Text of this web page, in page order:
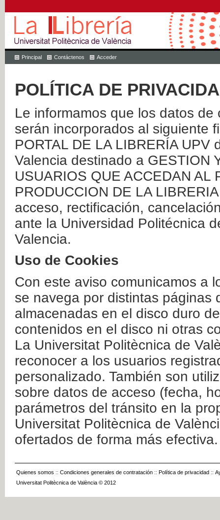
Principal Contáctenos Acceder
POLÍTICA DE
Le informamos que los datos
serán incorporados al siguiente
PORTAL DE LA LIBRERÍA
Valencia destinado a GESTION
USUARIOS QUE ACCEDAN AL
PRODUCCION DE LA
acceso, rectificación,
ante la Universidad Politécnica
Valencia.
Uso de Cookies
Con este aviso comunicamos a
se navega por distintas páginas
almacenadas en el disco duro
contenidos en el disco ni otras
La Universitat Politècnica de
reconocer a los usuarios
personalizado. También son
sobre datos de acceso (fecha,
parámetros del tránsito en la
Universitat Politècnica de
ofertados de forma más efectiva.
Quienes somos :: Condiciones generales de contratación :: Política de privacidad ::
Universitat Politècnica de València © 2012